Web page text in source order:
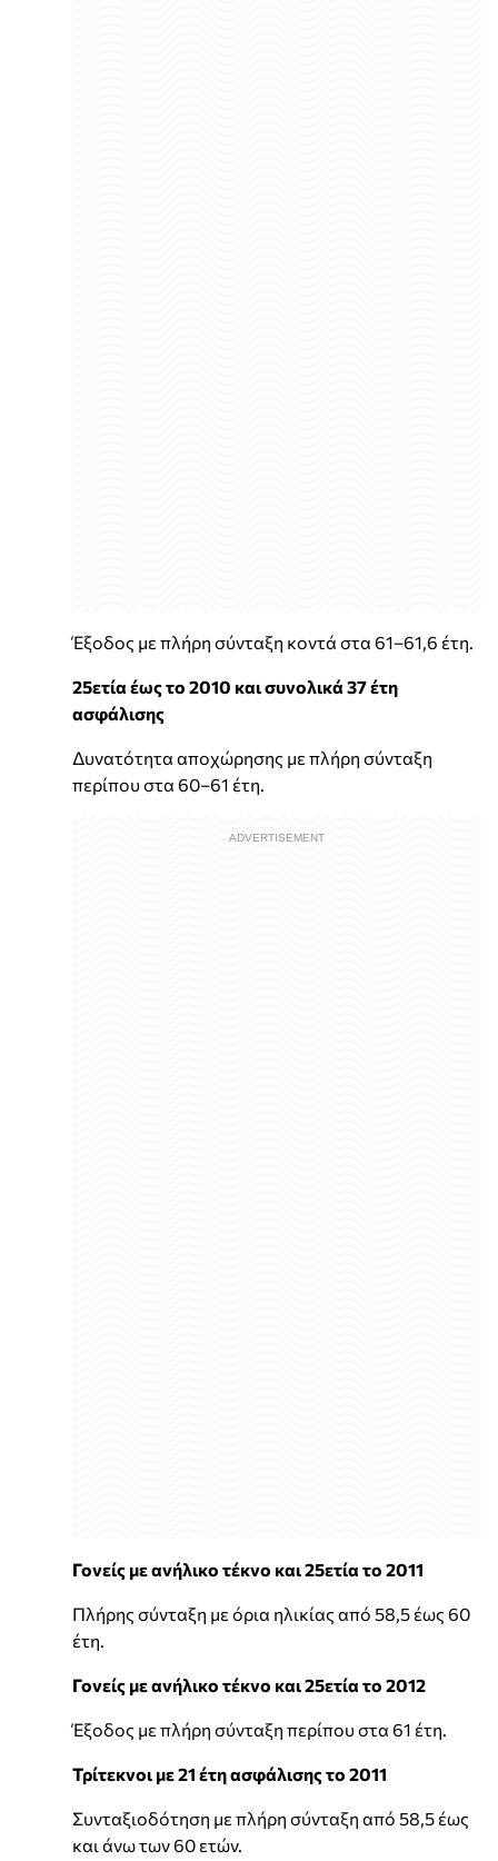
Έξοδος με πλήρη σύνταξη κοντά στα 61–61,6 έτη.
25ετία έως το 2010 και συνολικά 37 έτη
ασφάλισης
Δυνατότητα αποχώρησης με πλήρη σύνταξη
περίπου στα 60–61 έτη.
Γονείς με ανήλικο τέκνο και 25ετία το 2011
Πλήρης σύνταξη με όρια ηλικίας από 58,5 έως 60
έτη.
Γονείς με ανήλικο τέκνο και 25ετία το 2012
Έξοδος με πλήρη σύνταξη περίπου στα 61 έτη.
Τρίτεκνοι με 21 έτη ασφάλισης το 2011
Συνταξιοδότηση με πλήρη σύνταξη από 58,5 έως
και άνω των 60 ετών.